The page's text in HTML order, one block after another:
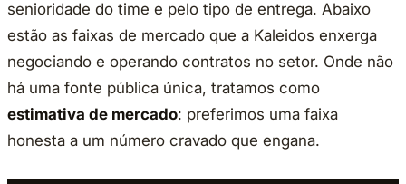
senioridade do time e pelo tipo de entrega. Abaixo
estão as faixas de mercado que a Kaleidos enxerga
negociando e operando contratos no setor. Onde não
há uma fonte pública única, tratamos como
estimativa de mercado: preferimos uma faixa
honesta a um número cravado que engana.